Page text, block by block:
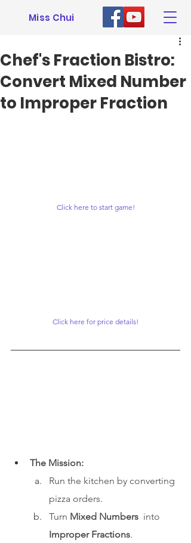
Miss Chui
Chef's Fraction Bistro:
Convert Mixed Number
to Improper Fraction
Click here to start game!
Click here for price details!
The Mission:
Run the kitchen by converting
pizza orders.
Turn Mixed Numbers into
Improper Fractions.